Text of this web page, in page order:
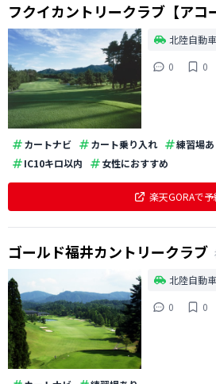
フクイカントリークラブ【アコ
北陸自動
0
0
カートナビ カート乗り入れ 練習場あ
IC10キロ以内
女性におすすめ
楽天GORAで予
ゴールド福井カントリークラブ
北陸自動
0
0